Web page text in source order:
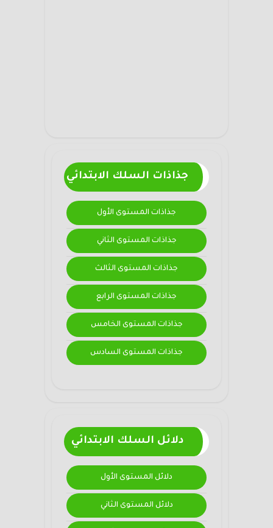
جذاذات السلك الابتدائي
جذاذات المستوى الأول
جذاذات المستوى الثاني
جذاذات المستوى الثالث
جذاذات المستوى الرابع
جذاذات المستوى الخامس
جذاذات المستوى السادس
دلائل السلك الابتدائي
دلائل المستوى الأول
دلائل المستوى الثاني